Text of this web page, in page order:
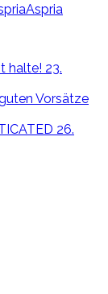
Aspria
halte! 23.
Vorsätze
26.